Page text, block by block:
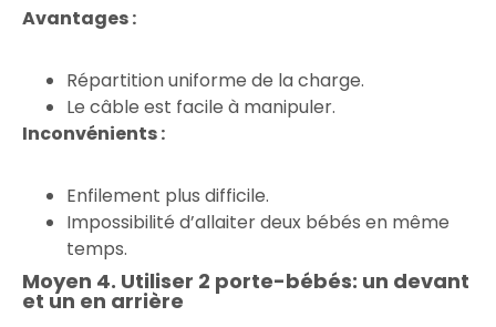
Avantages :
Répartition uniforme de la charge.
Le câble est facile à manipuler.
Inconvénients :
Enfilement plus difficile.
Impossibilité d’allaiter deux bébés en même
temps.
Moyen 4. Utiliser 2 porte-bébés: un devant
et un en arrière